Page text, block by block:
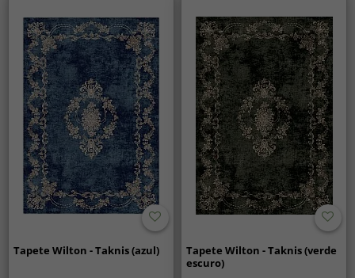
Tapete Wilton - Taknis (azul)
Tapete Wilton - Taknis (verde
escuro)